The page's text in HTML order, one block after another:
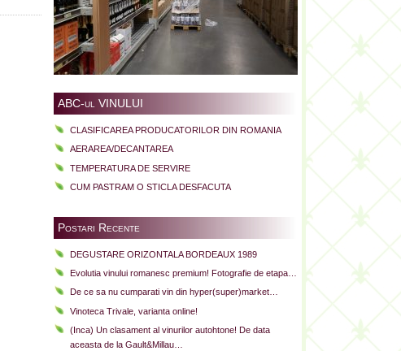
ABC-ul VINULUI
CLASIFICAREA PRODUCATORILOR DIN ROMANIA
AERAREA/DECANTAREA
TEMPERATURA DE SERVIRE
CUM PASTRAM O STICLA DESFACUTA
Postari Recente
DEGUSTARE ORIZONTALA BORDEAUX 1989
Evolutia vinului romanesc premium! Fotografie de etapa…
De ce sa nu cumparati vin din hyper(super)market…
Vinoteca Trivale, varianta online!
(Inca) Un clasament al vinurilor autohtone! De data
aceasta de la Gault&Millau…